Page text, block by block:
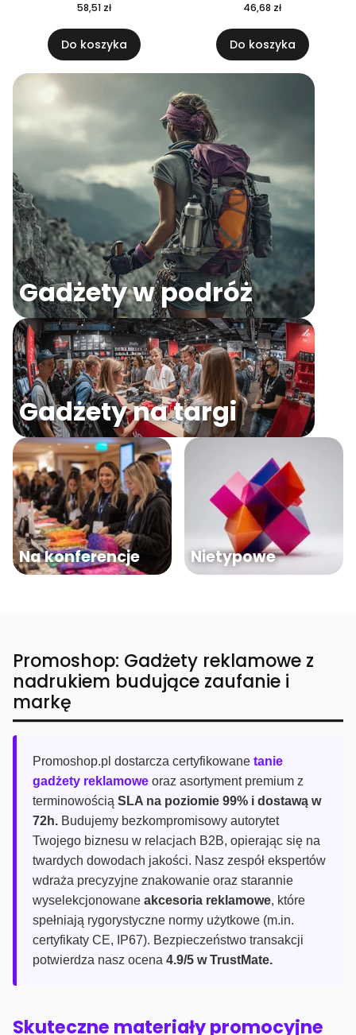
58,51 zł
Do koszyka
46,68 zł
Do koszyka
Gadżety w podróż
Gadżety na targi
Na konferencje Nietypowe
Promoshop: Gadżety reklamowe z
nadrukiem budujące zaufanie i
markę
Promoshop.pl dostarcza certyfikowane tanie
gadżety reklamowe oraz asortyment premium z
terminowością SLA na poziomie 99% i dostawą w
72h. Budujemy bezkompromisowy autorytet
Twojego biznesu w relacjach B2B, opierając się na
twardych dowodach jakości. Nasz zespół ekspertów
wdraża precyzyjne znakowanie oraz starannie
wyselekcjonowane akcesoria reklamowe, które
spełniają rygorystyczne normy użytkowe (m.in.
certyfikaty CE, IP67). Bezpieczeństwo transakcji
potwierdza nasz ocena 4.9/5 w TrustMate.
Skuteczne materiały promocyjne